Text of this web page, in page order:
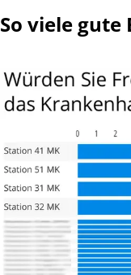
Joachim W. aus B.
So viele gute